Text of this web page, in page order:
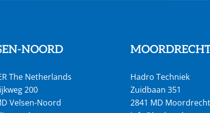
NOORD
The Netherlands
200
Velsen-Noord
Hadro Techniek
Zuidbaan 351
2841 MD Moordrecht